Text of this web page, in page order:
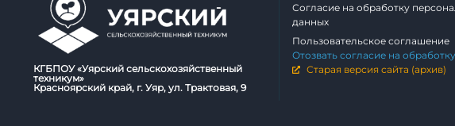
КГБПОУ «Уярский сельскохозяйственный
техникум»
Красноярский край, г. Уяр, ул. Трактовая, 9
Согласие на обработку
данных
Пользовательское соглашение
Отозвать согласие на
Старая версия сайта (архив)